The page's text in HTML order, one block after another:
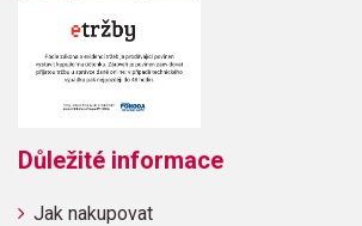
Důležité informace
Jak nakupovat